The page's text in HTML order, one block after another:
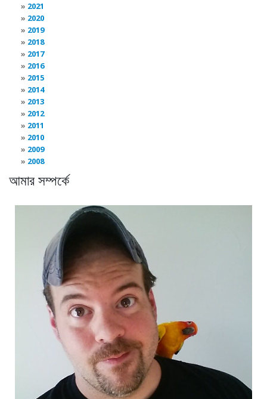
2021
2020
2019
2018
2017
2016
2015
2014
2013
2012
2011
2010
2009
2008
আমার সম্পর্কে